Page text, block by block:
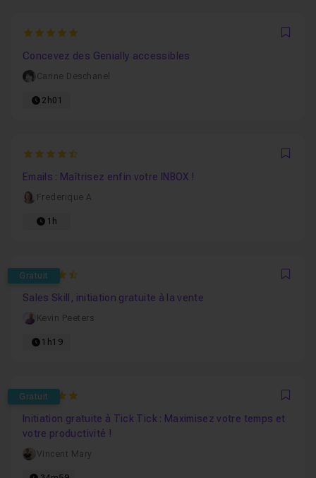
5
Concevez des Genially accessibles
Carine Deschanel
2h01
4.1666666666667
Emails : Maîtrisez enfin votre INBOX !
Frederique A
1h
Gratuit
4.8333333333333
Sales Skill, initiation gratuite à la vente
Kevin Peeters
1h19
Gratuit
5
Initiation gratuite à Tick Tick : Maximisez votre temps et
votre productivité !
Vincent Mary